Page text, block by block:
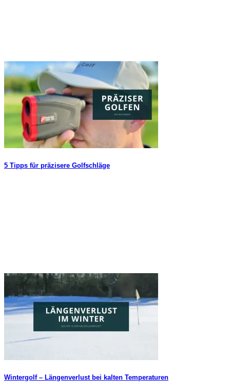
5 Tipps für präzisere Golfschläge
Wintergolf – Längenverlust bei kalten Temperaturen